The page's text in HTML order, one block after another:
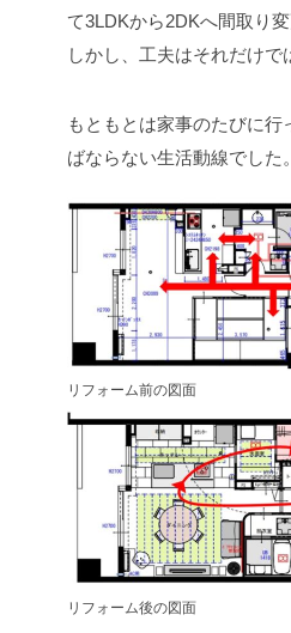
て3LDKから2DKへ間取り変
しかし、工夫はそれだけで
もともとは家事のたびに
ばならない生活動線でした。
リフォーム前の図面
リフォーム後の図面